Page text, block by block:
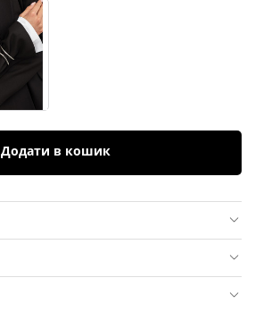
Додати в кошик